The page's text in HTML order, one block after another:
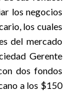
los negocios
los cuales
del mercado
Gerente
dos fondos
a los $150